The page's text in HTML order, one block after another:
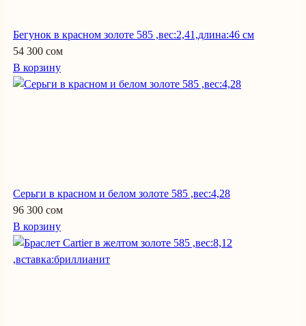
Бегунок в красном золоте 585 ,вес:2,41,длина:46 см
54 300 сом
В корзину
Серьги в красном и белом золоте 585 ,вес:4,28
96 300 сом
В корзину